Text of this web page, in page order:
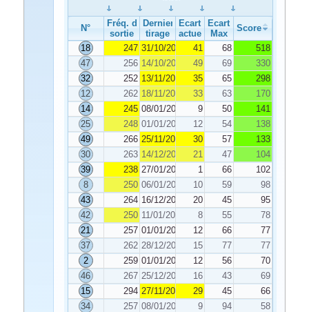
N°
Fréq. de
sortie
Dernier
tirage
Ecart
actuel
Ecart
Max
Score
18
247 31/10/2024 41 68
518
47
256 14/10/2024 49 69
330
32
252 13/11/2024 35 65
298
12
262 18/11/2024 33 63
170
14
245 08/01/2025 9 50
141
25
248 01/01/2025 12 54
138
49
266 25/11/2024 30 57
133
30
263 14/12/2024 21 47
104
39
238 27/01/2025 1 66
102
8
250 06/01/2025 10 59
98
43
264 16/12/2024 20 45
95
42
250 11/01/2025 8 55
78
21
257 01/01/2025 12 66
77
37
262 28/12/2024 15 77
77
2
259 01/01/2025 12 56
70
46
267 25/12/2024 16 43
69
15
294 27/11/2024 29 45
66
34
257 08/01/2025 9 94
58